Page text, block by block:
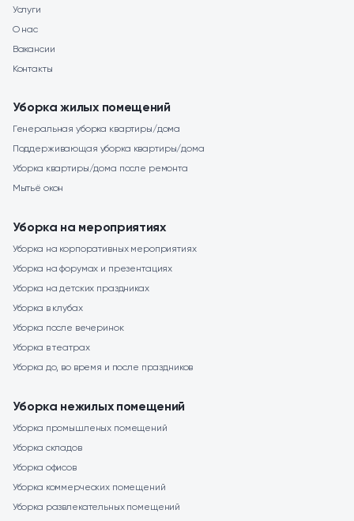
Услуги
О нас
Вакансии
Контакты
Уборка жилых помещений
Генеральная уборка квартиры/дома
Поддерживающая уборка квартиры/дома
Уборка квартиры/дома после ремонта
Мытьё окон
Уборка на мероприятиях
Уборка на корпоративных мероприятиях
Уборка на форумах и презентациях
Уборка на детских праздниках
Уборка в клубах
Уборка после вечеринок
Уборка в театрах
Уборка до, во время и после праздников
Уборка нежилых помещений
Уборка промышленых помещений
Уборка складов
Уборка офисов
Уборка коммерческих помещений
Уборка развлекательных помещений